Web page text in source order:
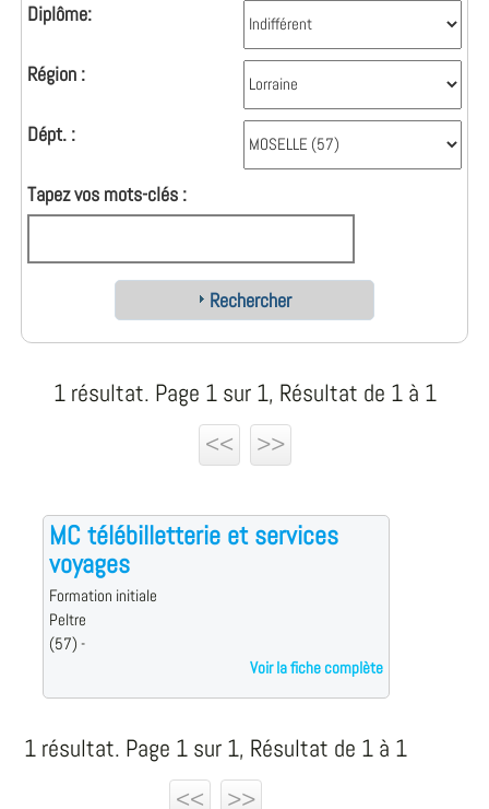
Diplôme:
Région :
Dépt. :
Tapez vos mots-clés :
Rechercher
1 résultat. Page 1 sur 1, Résultat de 1 à 1
<<
>>
MC télébilletterie et services
voyages
Formation initiale
Peltre
(57) -
Voir la fiche complète
1 résultat. Page 1 sur 1, Résultat de 1 à 1
<<
>>